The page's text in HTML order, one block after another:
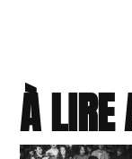
À LIRE